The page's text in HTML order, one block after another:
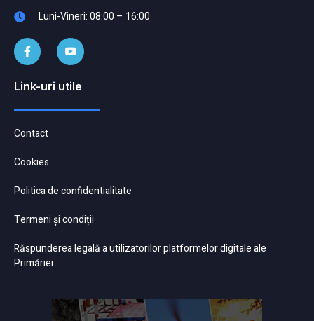
Luni-Vineri: 08:00 – 16:00
Link-uri utile
Contact
Cookies
Politica de confidentialitate
Termeni și condiții
Răspunderea legală a utilizatorilor platformelor digitale ale
Primăriei